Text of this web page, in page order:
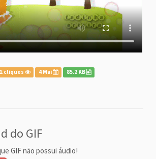
cliques 4 Mai 85.2 KB
do GIF
GIF não possui áudio!